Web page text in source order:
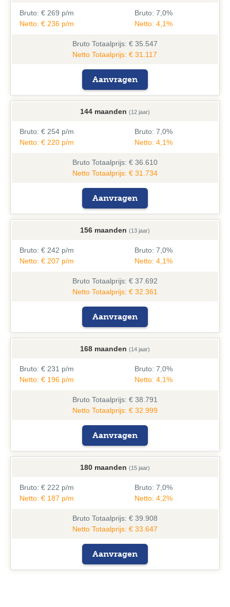
Bruto: € 269 p/m
Netto: € 236 p/m
Bruto: 7,0%
Netto: 4,1%
Bruto Totaalprijs: € 35.547
Netto Totaalprijs: € 31.117
Aanvragen
144 maanden (12 jaar)
Bruto: € 254 p/m
Netto: € 220 p/m
Bruto: 7,0%
Netto: 4,1%
Bruto Totaalprijs: € 36.610
Netto Totaalprijs: € 31.734
Aanvragen
156 maanden (13 jaar)
Bruto: € 242 p/m
Netto: € 207 p/m
Bruto: 7,0%
Netto: 4,1%
Bruto Totaalprijs: € 37.692
Netto Totaalprijs: € 32.361
Aanvragen
168 maanden (14 jaar)
Bruto: € 231 p/m
Netto: € 196 p/m
Bruto: 7,0%
Netto: 4,1%
Bruto Totaalprijs: € 38.791
Netto Totaalprijs: € 32.999
Aanvragen
180 maanden (15 jaar)
Bruto: € 222 p/m
Netto: € 187 p/m
Bruto: 7,0%
Netto: 4,2%
Bruto Totaalprijs: € 39.908
Netto Totaalprijs: € 33.647
Aanvragen